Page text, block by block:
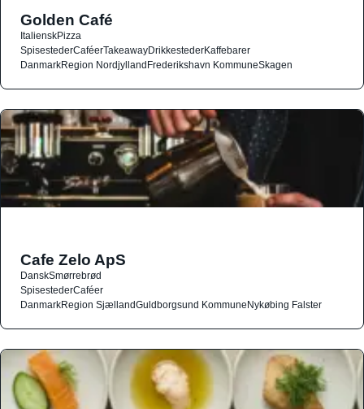
Golden Café
ItalienskPizza
SpisestederCaféerTakeawayDrikkestederKaffebarer
DanmarkRegion NordjyllandFrederikshavn KommuneSkagen
Cafe Zelo ApS
DanskSmørrebrød
SpisestederCaféer
DanmarkRegion SjællandGuldborgsund KommuneNykøbing Falster